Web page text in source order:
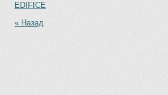
EDIFICE
« Назад